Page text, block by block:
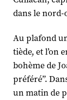
dans le nord-
Au plafond
tiède, et l’on
bohème de
préféré”.
un matin de